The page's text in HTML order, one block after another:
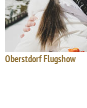
Oberstdorf Flugshow